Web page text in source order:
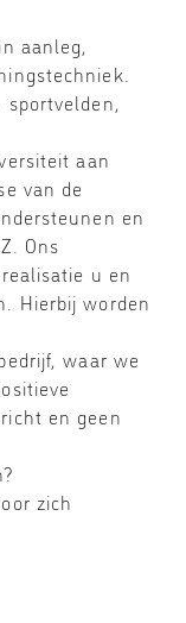
aanleg,
sportvelden,
aan
van de
en
Ons
u en
Hierbij worden
waar we
en geen
zich